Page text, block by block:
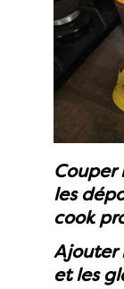
Couper
les
cook
Ajouter
et les